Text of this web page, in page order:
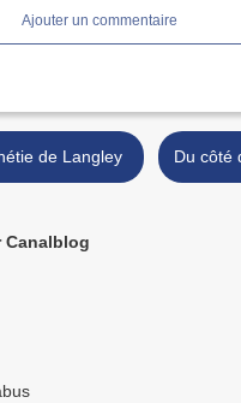
Ajouter un commentaire
de Langley
Canalblog